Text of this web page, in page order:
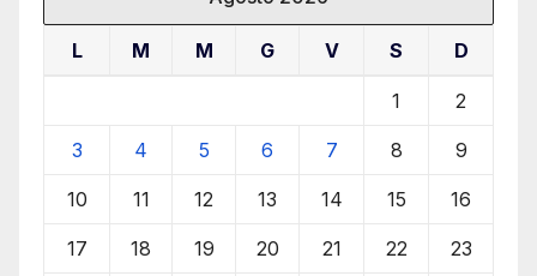
L M M G V S D
1 2
3 4 5 6 7 8 9
10 11 12 13 14 15 16
17 18 19 20 21 22 23